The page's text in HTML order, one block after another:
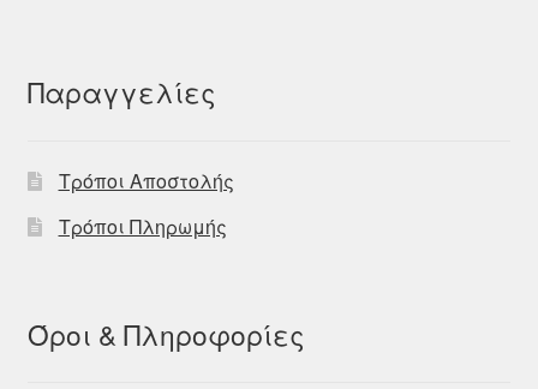
Παραγγελίες
Τρόποι Αποστολής
Τρόποι Πληρωμής
Όροι & Πληροφορίες